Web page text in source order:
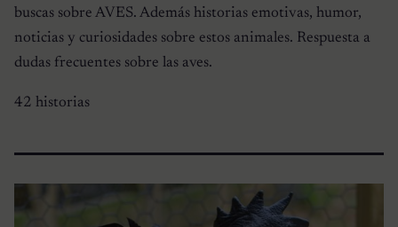
buscas sobre AVES. Además historias emotivas, humor,
noticias y curiosidades sobre estos animales. Respuesta a
dudas frecuentes sobre las aves.
42 historias